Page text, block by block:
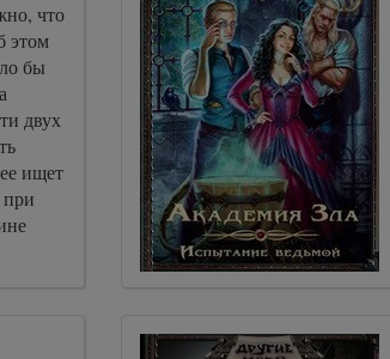
что
этом
бы
двух
ищет
при